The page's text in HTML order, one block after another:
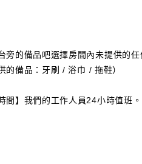
旁的備品吧選擇房間內未提供的
的備品：牙刷 / 浴巾 / 拖鞋）
間】我們的工作人員24小時值班。